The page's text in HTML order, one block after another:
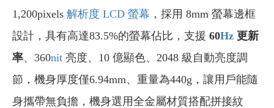
1,200pixels 解析度 LCD 螢幕 ，採用 8mm 螢幕邊框
設計，具有高達83.5%的螢幕佔比，支援 60Hz 更新
率、360nit 亮度、10 億顯色、2048 級自動亮度調
節，機身厚度僅6.94mm、重量為440g，讓用戶能隨
身攜帶無負擔，機身選用全金屬材質搭配拼接紋